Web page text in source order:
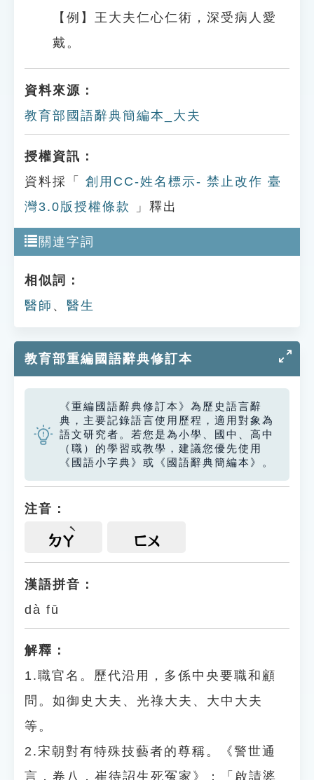
【例】王大夫仁心仁術，深受病人愛
戴。
資料來源：
教育部國語辭典簡編本_大夫
授權資訊：
資料採「
創用CC-姓名標示- 禁止改作 臺
灣3.0版授權條款
」釋出
關連字詞
相似詞：
醫師 、 醫生
教育部重編國語辭典修訂本
《重編國語辭典修訂本》為歷史語言辭
典，主要記錄語言使用歷程，適用對象為
語文研究者。若您是為小學、國中、高中
（職）的學習或教學，建議您優先使用
《國語小字典》或《國語辭典簡編本》。
注音：
ㄉㄚ ㄈㄨ
漢語拼音：
dà fū
解釋：
1.職官名。歷代沿用，多係中央要職和顧
問。如御史大夫、光祿大夫、大中大夫
等。
2.宋朝對有特殊技藝者的尊稱。《警世通
言．卷八．崔待詔生死冤家》：「啟請婆